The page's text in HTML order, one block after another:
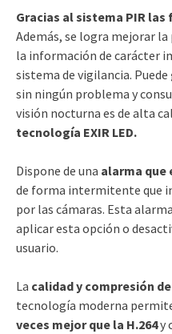
Gracias al sistema PIR
Además, se logra mejorar
la información de carácter
sistema de vigilancia. Puede
sin ningún problema y
visión nocturna es de alta
tecnología EXIR LED.
Dispone de una alarma que
de forma intermitente que
por las cámaras. Esta
aplicar esta opción o
usuario.
La calidad y compresión
tecnología moderna
veces mejor que la H.264y